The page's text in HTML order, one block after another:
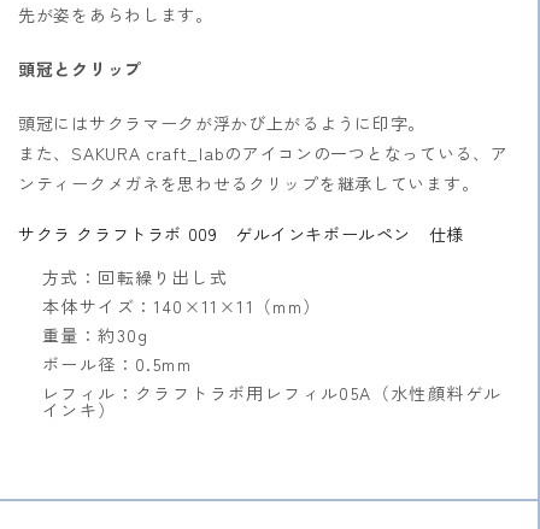
先が姿をあらわします。
頭冠とクリップ
頭冠にはサクラマークが浮かび上がるように印字。
また、SAKURA craft_labのアイコンの一つとなっている、ア
ンティークメガネを思わせるクリップを継承しています。
サクラ クラフトラボ 009 ゲルインキボールペン 仕様
方式：回転繰り出し式
本体サイズ：140×11×11（mm）
重量：約30g
ボール径：0.5mm
レフィル：クラフトラボ用レフィル05A（水性顔料ゲル
インキ）